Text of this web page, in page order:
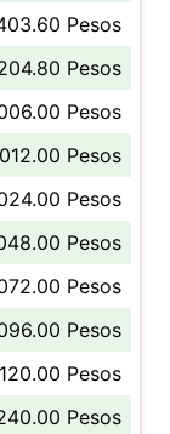
Pesos
Pesos
Pesos
Pesos
Pesos
Pesos
Pesos
Pesos
Pesos
Pesos